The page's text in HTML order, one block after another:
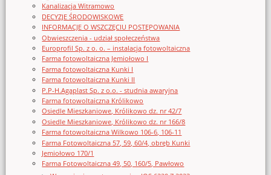
Kanalizacja Witramowo
DECYZJE ŚRODOWISKOWE
INFORMACJE O WSZCZĘCIU POSTĘPOWANIA
Obwieszczenia - udział społeczeństwa
Europrofil Sp. z o. o. – instalacja fotowoltaiczna
Farma fotowoltaiczna Jemiołowo I
Farma fotowoltaiczna Kunki I
Farma fotowoltaiczna Kunki II
P.P-H.Agaplast Sp. z o.o. - studnia awaryjna
Farma fotowoltaiczna Królikowo
Osiedle Mieszkaniowe, Królikowo dz. nr 42/7
Osiedle Mieszkaniowe, Królikowo dz. nr 166/8
Farma fotowoltaiczna Wilkowo 106-6, 106-11
Farma Fotowoltaiczna 57, 59, 60/4, obręb Kunki
Jemiołowo 170/1
Farma Fotowoltaiczna 49, 50, 160/5, Pawłowo